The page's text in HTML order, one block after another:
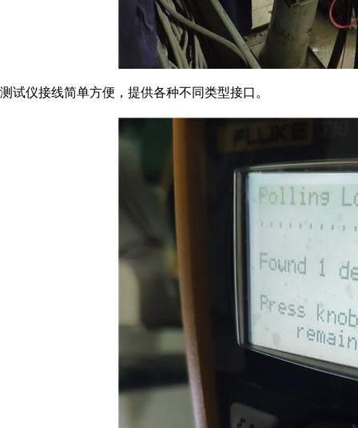
测试仪接线简单方便，提供各种不同类型接口。